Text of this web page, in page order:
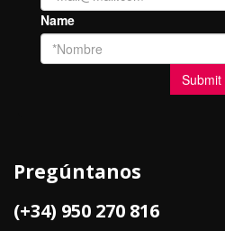
Pregúntanos
(+34) 950 270 816